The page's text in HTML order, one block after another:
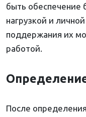
быть обеспечение
нагрузкой и
поддержания их
работой.
После